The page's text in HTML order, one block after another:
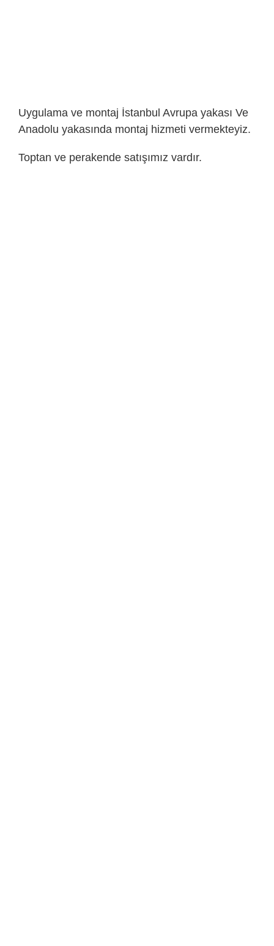
Uygulama ve montaj İstanbul Avrupa yakası Ve
Anadolu yakasında montaj hizmeti vermekteyiz.
Toptan ve perakende satışımız vardır.